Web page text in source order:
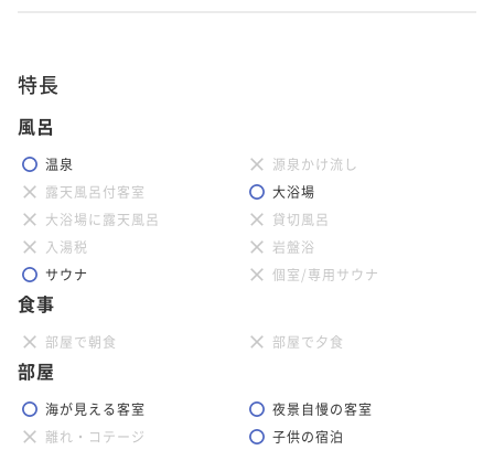
特長
風呂
温泉
源泉かけ流し
露天風呂付客室
大浴場
大浴場に露天風呂
貸切風呂
入湯税
岩盤浴
サウナ
個室/専用サウナ
食事
部屋で朝食 部屋で夕食
部屋
海が見える客室
夜景自慢の客室
離れ・コテージ
子供の宿泊